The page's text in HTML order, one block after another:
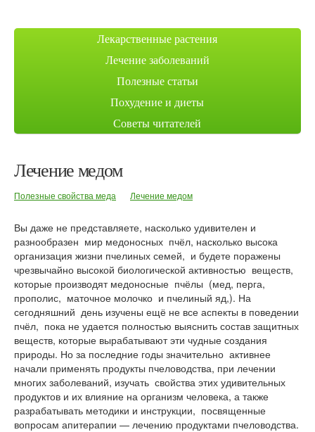
Лекарственные растения
Лечение заболеваний
Полезные статьи
Похудение и диеты
Советы читателей
Лечение медом
Полезные свойства меда Лечение медом
Вы даже не представляете, насколько удивителен и
разнообразен мир медоносных пчёл, насколько высока
организация жизни пчелиных семей, и будете поражены
чрезвычайно высокой биологической активностью веществ,
которые производят медо­носные пчёлы (мед, перга,
прополис, маточ­ное молочко и пчелиный яд,). На
сегодняшний день изучены ещё не все аспекты в поведении
пчёл, пока не удается полностью выяснить состав защитных
веществ, которые вырабатывают эти чудные создания
природы. Но за последние годы значительно активнее
начали применять продукты пчеловодства, при ле­чении
многих заболеваний, изучать свойства этих удивительных
продуктов и их влияние на организм человека, а также
разрабатывать методики и инструкции, посвященные
вопросам апитера­пии — лечению продуктами пчеловодства.